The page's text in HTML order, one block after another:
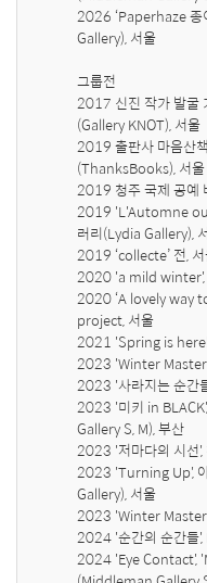
2026 ‘Paperhaze 종
Gallery), 서울
그룹전
2017 신진 작가 발굴
(Gallery KNOT), 서울
2019 출판사 마음산
(ThanksBooks), 서울
2019 청주 국제 공예
2019 'L'Automne
러리(Lydia Gallery),
2019 ‘collecte’ 전,
2020 'a mild winter',
2020 ‘A lovely way
project, 서울
2021 'Spring is
2023 'Winter
2023 '사라지는 순간
2023 '미키 in
Gallery S, M), 부산
2023 '저마다의 시선',
2023 'Turning Up',
Gallery), 서울
2023 'Winter
2024 '순간의 순간들',
2024 'Eye Contact',